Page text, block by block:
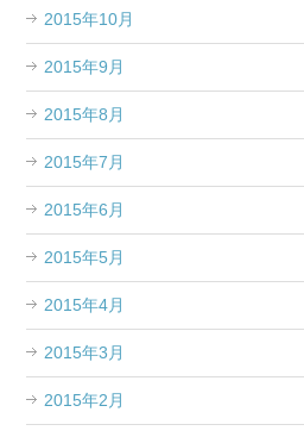
2015年10月
2015年9月
2015年8月
2015年7月
2015年6月
2015年5月
2015年4月
2015年3月
2015年2月